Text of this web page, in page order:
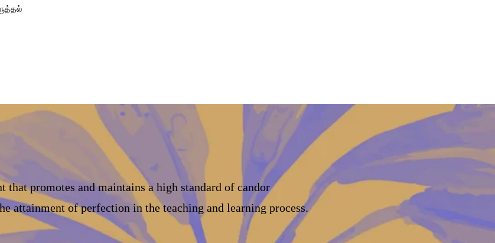
that promotes and maintains a high standard of candor
attainment of perfection in the teaching and learning process.